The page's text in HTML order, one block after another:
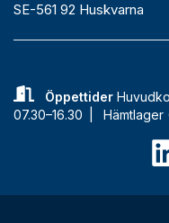
SE-561 92 Huskvarna
Öppettider
07.30–16.30 | Hämtlager